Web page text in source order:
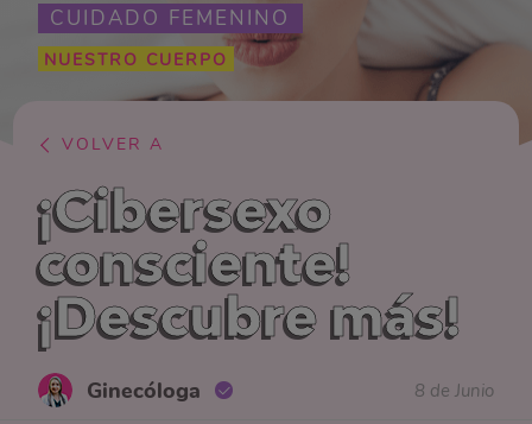
CUIDADO FEMENINO
NUESTRO CUERPO
VOLVER A
¡Cibersexo
consciente!
¡Descubre más!
Ginecóloga 8 de Junio